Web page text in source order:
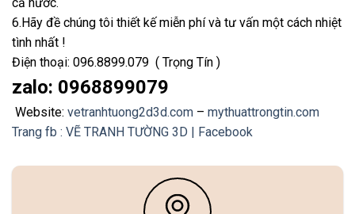
6.Hãy đề chúng tôi thiết kế miễn phí và tư vấn một cách nhiệt
tình nhất !
Điện thoại: 096.8899.079 ( Trọng Tín )
zalo: 0968899079
Website: vetranhtuong2d3d.com – mythuattrongtin.com
Trang fb : VẼ TRANH TƯỜNG 3D | Facebook